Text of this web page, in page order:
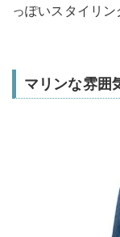
っぽいスタイリン
マリンな雰囲